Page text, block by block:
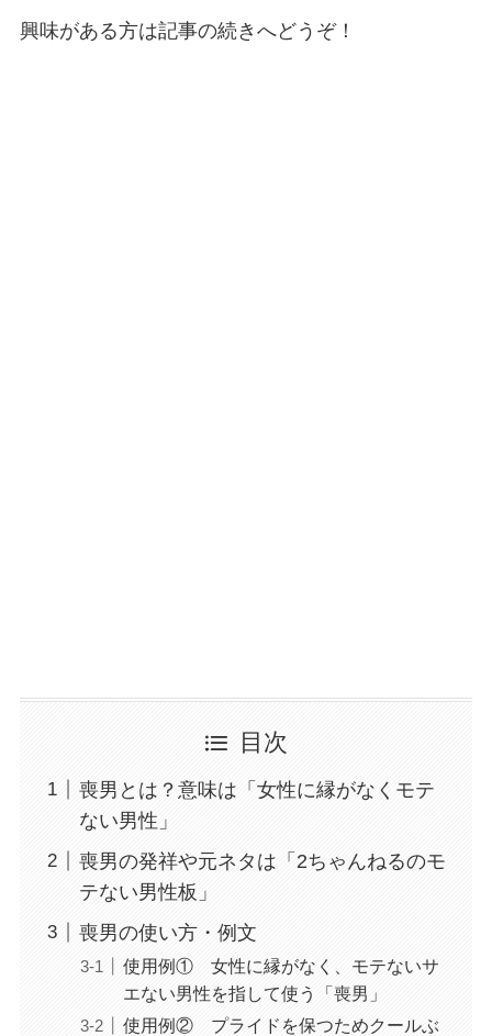
興味がある方は記事の続きへどうぞ！
目次
喪男とは？意味は「女性に縁がなくモテ
ない男性」
喪男の発祥や元ネタは「2ちゃんねるのモ
テない男性板」
喪男の使い方・例文
使用例① 女性に縁がなく、モテないサ
エない男性を指して使う「喪男」
使用例② プライドを保つためクールぶ